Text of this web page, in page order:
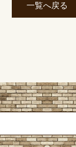
一覧へ戻る